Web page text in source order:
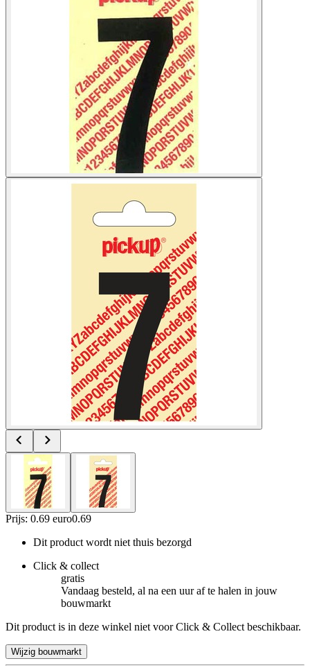
Prijs: 0.69 euro0.69
Dit product wordt niet thuis bezorgd
Click & collect
gratis
Vandaag besteld, al na een uur af te halen in jouw
bouwmarkt
Dit product is in deze winkel niet voor Click & Collect beschikbaar.
Wijzig bouwmarkt